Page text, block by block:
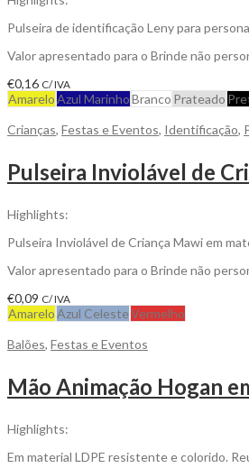
Pulseira de identificação Leny para
Valor apresentado para o Brinde não
€0,16 C/ IVA
AmareloAzul MarinhoBranco Prateado
Crianças, Festas e Eventos, Identificação,
Pulseira Inviolável de
Highlights:
Pulseira Inviolável de Criança Mawi em
Valor apresentado para o Brinde não
€0,09 C/ IVA
AmareloAzul CelesteVermelho
Balões, Festas e Eventos
Mão Animação Hogan
Highlights:
Em material LDPE resistente e colorido.